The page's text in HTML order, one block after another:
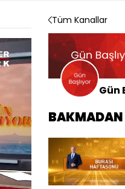
Tüm Kanallar
Gün
BAKMADAN